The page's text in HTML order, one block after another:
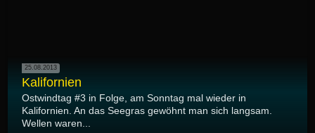
25.08.2013
Kalifornien
Ostwindtag #3 in Folge, am Sonntag mal wieder in
Kalifornien. An das Seegras gewöhnt man sich langsam.
Wellen waren...